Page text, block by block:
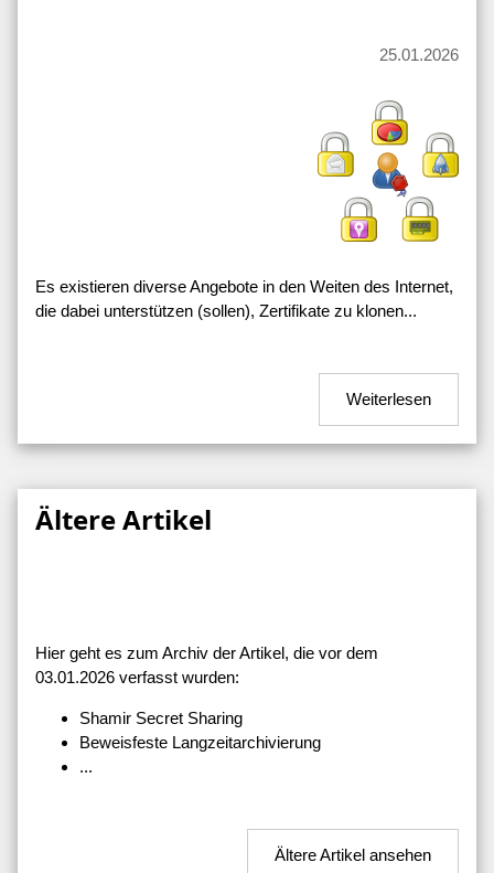
25.01.2026
Es existieren diverse Angebote in den Weiten des Internet,
die dabei unterstützen (sollen), Zertifikate zu klonen...
Weiterlesen
Ältere Artikel
Hier geht es zum Archiv der Artikel, die vor dem
03.01.2026 verfasst wurden:
Shamir Secret Sharing
Beweisfeste Langzeitarchivierung
...
Ältere Artikel ansehen